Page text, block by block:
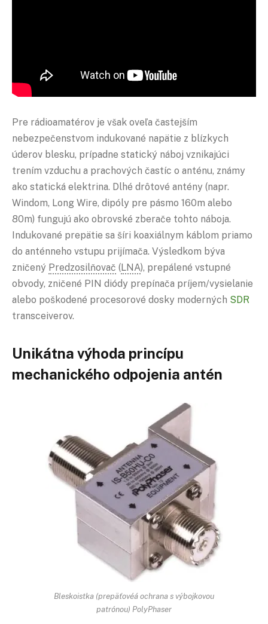
Pre rádioamatérov je však oveľa častejším
nebezpečenstvom indukované napätie z blízkych
úderov blesku, prípadne statický náboj vznikajúci
trením vzduchu a prachových častíc o anténu, známy
ako statická elektrina. Dlhé drôtové antény (napr.
Windom, Long Wire, dipóly pre pásmo 160m alebo
80m) fungujú ako obrovské zberače tohto náboja.
Indukované prepätie sa šíri koaxiálnym káblom priamo
do anténneho vstupu prijímača. Výsledkom býva
zničený Predzosilňovač (LNA), prepálené vstupné
obvody, zničené PIN diódy prepínača príjem/vysielanie
alebo poškodené procesorové dosky moderných SDR
transceiverov.
Unikátna výhoda princípu
mechanického odpojenia antén
Bleskoistka (prepäťovéá ochrana s výbojkovou
patrónou) PolyPhaser